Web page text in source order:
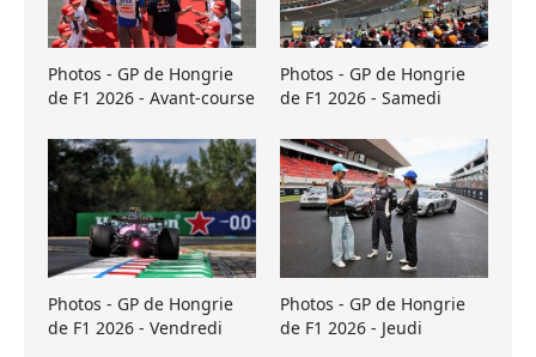
Photos - GP de Hongrie
de F1 2026 - Avant-course
Photos - GP de Hongrie
de F1 2026 - Samedi
Photos - GP de Hongrie
de F1 2026 - Vendredi
Photos - GP de Hongrie
de F1 2026 - Jeudi